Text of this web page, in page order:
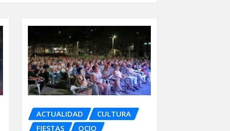
ACTUALIDAD
CULTURA
FIESTAS
OCIO